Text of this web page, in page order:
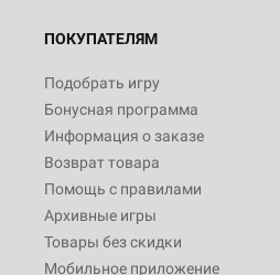
ПОКУПАТЕЛЯМ
Подобрать игру
Бонусная программа
Информация о заказе
Возврат товара
Помощь с правилами
Архивные игры
Товары без скидки
Мобильное приложение